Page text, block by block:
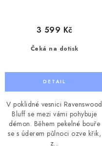
Čeká na dotisk
3 599 Kč
V poklidné vesnici Ravenswood
Bluff se mezi vámi pohybuje
démon. Během pekelné bouře
se s úderem půlnoci ozve křik,
z...